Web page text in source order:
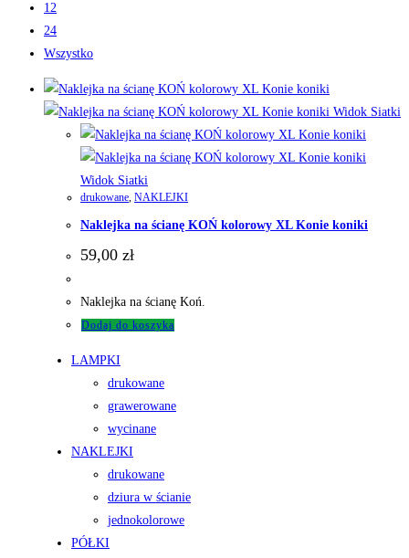
12
24
Wszystko
Widok Siatki
Widok Siatki
drukowane, NAKLEJKI
Naklejka na ścianę KOŃ kolorowy XL Konie koniki
59,00 zł
Naklejka na ścianę Koń.
Dodaj do koszyka
LAMPKI
drukowane
grawerowane
wycinane
NAKLEJKI
drukowane
dziura w ścianie
jednokolorowe
PÓŁKI